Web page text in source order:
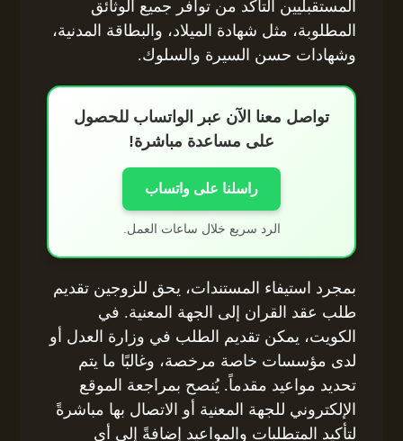
المستقبليين التأكد من توافر جميع الوثائق
المطلوبة، مثل شهادة الميلاد، والبطاقة المدنية،
وشهادات حسن السيرة والسلوك.
تواصل معنا الآن عبر الواتساب للحصول
على مساعدة مباشرة!
راسلنا على واتساب
الرد سريع خلال ساعات العمل.
بمجرد استيفاء المستندات، يحق للزوجين تقديم
طلب عقد القران إلى الجهة المعنية. في
الكويت، يمكن تقديم الطلب في وزارة العدل أو
لدى مؤسسات خاصة مرخصة، وغالبًا ما يتم
تحديد مواعيد مقدماً. يُنصح بمراجعة الموقع
الإلكتروني للجهة المعنية أو الاتصال بها مباشرةً
لتأكيد المتطلبات والمواعيد إضافةً إلى أي